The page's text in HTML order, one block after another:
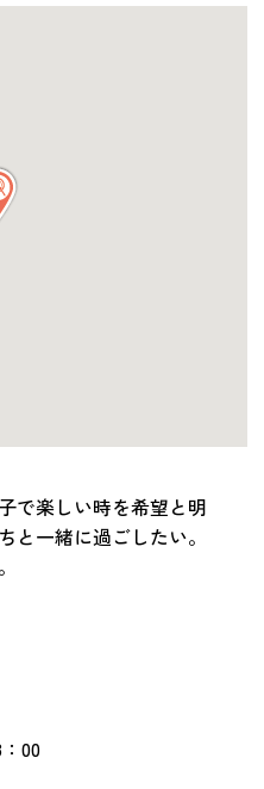
み上げ
で楽しい時を希望と明
と一緒に過ごしたい。
00